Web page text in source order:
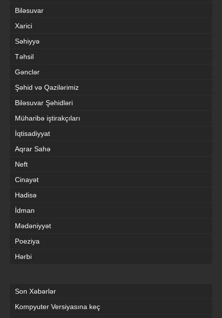
Biləsuvar
Xarici
Səhiyyə
Təhsil
Gənclər
Şəhid və Qazilərimiz
Biləsuvar Şəhidləri
Müharibə iştirakçıları
İqtisadiyyat
Aqrar Sahə
Neft
Cinayət
Hadisə
İdman
Mədəniyyət
Poeziya
Hərbi
Son Xəbərlər
Kompyuter Versiyasına keç